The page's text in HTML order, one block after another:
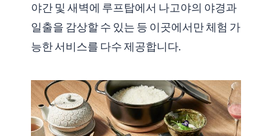
야간 및 새벽에 루프탑에서 나고야의 야경과
일출을 감상할 수 있는 등 이곳에서만 체험 가
능한 서비스를 다수 제공합니다.